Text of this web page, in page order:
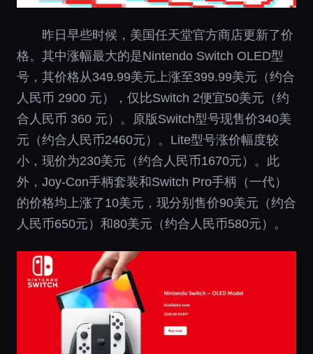
昨日早些时候，美国任天堂官方商店更新了价
格。其中涨幅最大的是Nintendo Switch OLED型
号，其价格从349.99美元上涨至399.99美元（约合
人民币 2900 元），仅比Switch 2便宜50美元（约
合人民币 360 元）。原版Switch型号现售价340美
元（约合人民币2460元）。Lite型号涨价幅度较
小，现价为230美元（约合人民币1670元）。此
外，Joy-Con手柄套装和Switch Pro手柄（一代）
的价格均上涨了10美元，现分别售价90美元（约合
人民币650元）和80美元（约合人民币580元）。